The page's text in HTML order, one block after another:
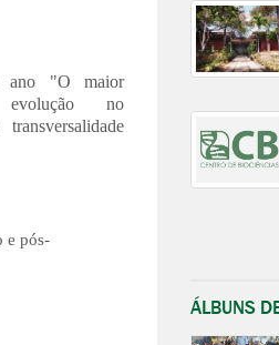
ano "O maior
no
e pós-
ÁLBUNS